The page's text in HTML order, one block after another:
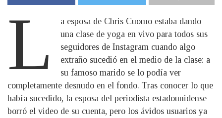
L
a esposa de Chris Cuomo estaba dando
una clase de yoga en vivo para todos sus
seguidores de Instagram cuando algo
extraño sucedió en el medio de la clase: a
su famoso marido se lo podía ver
completamente desnudo en el fondo. Tras conocer lo que
había sucedido, la esposa del periodista estadounidense
borró el video de su cuenta, pero los ávidos usuarios ya